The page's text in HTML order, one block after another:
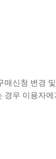
매신청 변경
경우 이용자